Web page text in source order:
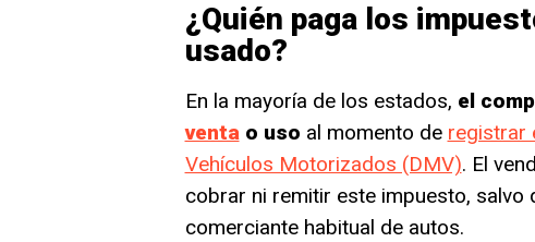
¿Quién paga los
usado?
En la mayoría de los estados, el
ventao uso al momento de registrar
Vehículos Motorizados (DMV). El
cobrar ni remitir este impuesto,
comerciante habitual de autos.